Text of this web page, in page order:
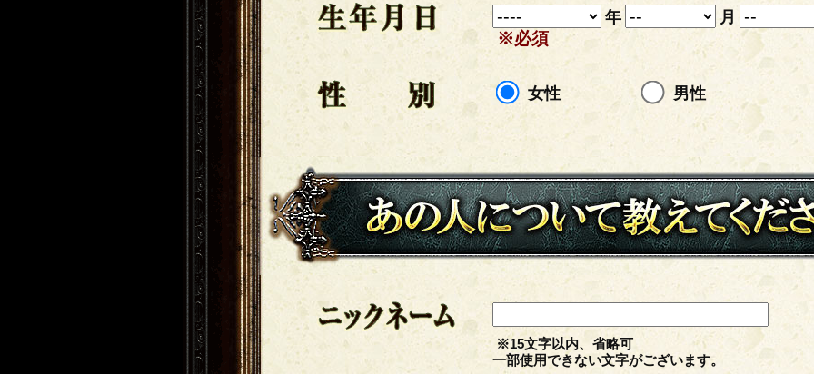
生年月日 年
月
※必須
性別 女性 男性
あの人について教えて下さい
ニックネーム
※15文字以内、省略可
一部使用できない文字がございます。